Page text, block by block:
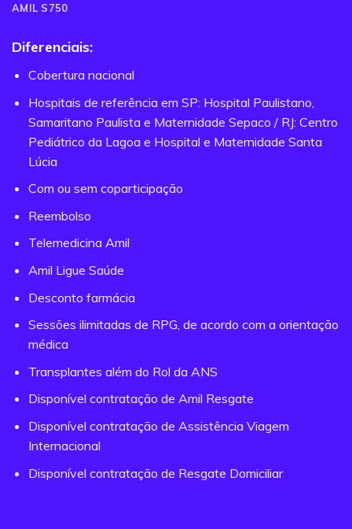
AMIL S750
Diferenciais:
Cobertura nacional
Hospitais de referência em SP: Hospital Paulistano,
Samaritano Paulista e Maternidade Sepaco / RJ: Centro
Pediátrico da Lagoa e Hospital e Maternidade Santa
Lúcia
Com ou sem coparticipação
Reembolso
Telemedicina Amil
Amil Ligue Saúde
Desconto farmácia
Sessões ilimitadas de RPG, de acordo com a orientação
médica
Transplantes além do Rol da ANS
Disponível contratação de Amil Resgate
Disponível contratação de Assistência Viagem
Internacional
Disponível contratação de Resgate Domiciliar